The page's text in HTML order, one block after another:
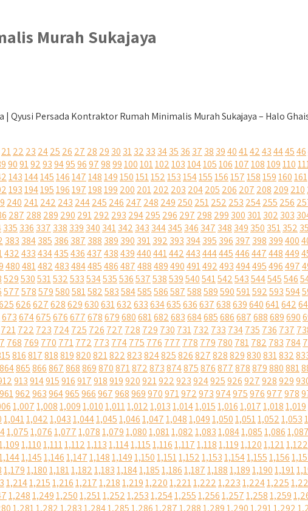
Murah Sukajaya
Qyusi Persada Kontraktor Rumah Minimalis Murah Sukajaya – Halo
2122 23 2425 26 27 28 29 30 3132 33 3435 36 37 38 3940414243444546
90919293949596979899100101102103104105106107108109110
143144145146147148149150151152153154155156157158159160161
193194195196197198199 200 201202 203 204205 206 207 208 209 210
240 241242 243 244245 246 247 248 249 250 251252 253 254255 256
287 288 289 290 291292 293 294295 296 297 298 299 300 301302 303
335 336 337 338 339 340 341342 343 344345 346 347 348 349 350 351352
383 384385 386 387 388 389 390 391392 393 394395 396 397 398 399400
432433434435436437438439440441442443444445446447448449
480481482483484485486487488489490491492493494495496497
529530531532533534535536537538539540541542543544545546
577578579580581582583584585586587588589590591592593594
626627628629630631632633634635636637638639640641642
673674675676677678679680681682683684685686687688689690
721722 723 724725 726 727 728 729 730 731732 733 734735 736 737
768 769 770 771772 773 774775 776 777 778 779 780 781782 783 784
816817818819820821822823824825826827828829830831832
864865866867868869870871872873874875876877878879880881
913914915916917918919920921922923924925926927928929
961962963964965966967968969970971972973974975976977978
1,0071,0081,0091,0101,0111,0121,0131,0141,0151,0161,0171,0181,019
1,0411,0421,0431,0441,0451,0461,0471,0481,0491,0501,0511,0521,053
1,0751,0761,0771,0781,0791,0801,0811,0821,0831,0841,0851,0861,087
1,1101,1111,1121,1131,1141,1151,1161,1171,1181,1191,1201,1211,122
1,1451,1461,1471,1481,1491,1501,1511,1521,1531,1541,1551,156
1,1791,1801,1811,1821,1831,1841,1851,1861,1871,1881,1891,1901,191
1,2141,2151,2161,2171,2181,2191,2201,2211,2221,2231,2241,225
1,2481,2491,2501,2511,2521,2531,2541,2551,2561,2571,2581,259